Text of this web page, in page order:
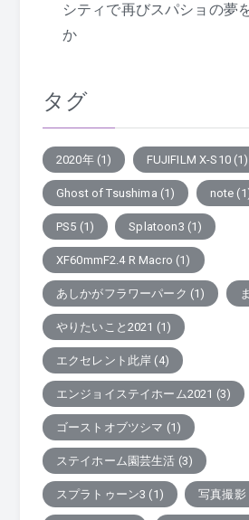
シティで再びスパショの夢
か
タグ
2020年(1) FUJIFILM X-S10(1)
Ghost of Tsushima (1) note
PS5 (1) Splatoon3 (1)
XF60mmF2.4 R Macro (1)
あしかがフラワーパーク (1)
やりたいこと2021 (1)
エクセレント此岸 (4)
エンジョイステイホーム2021 (3)
ゴーストオブツシマ (1)
ステイホーム園芸生活 (3)
スプラトゥーン3 (1) 写真撮影